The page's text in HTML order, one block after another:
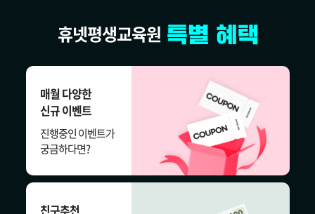
휴넷평생교육원
매월 다양한
신규 이벤트
진행중인 이벤트가
궁금하다면?
친구추천